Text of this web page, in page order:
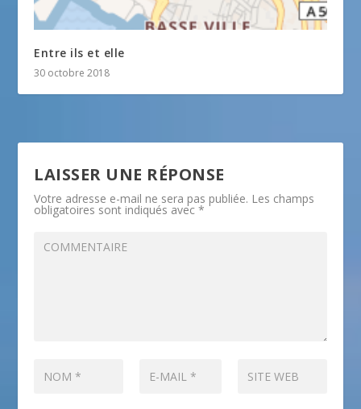
Entre ils et elle
30 octobre 2018
LAISSER UNE RÉPONSE
Votre adresse e-mail ne sera pas publiée. Les champs
obligatoires sont indiqués avec*